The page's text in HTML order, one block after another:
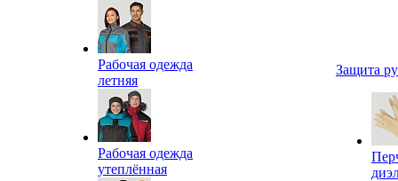
Рабочая одежда
летняя
Рабочая одежда
утеплённая
Защита